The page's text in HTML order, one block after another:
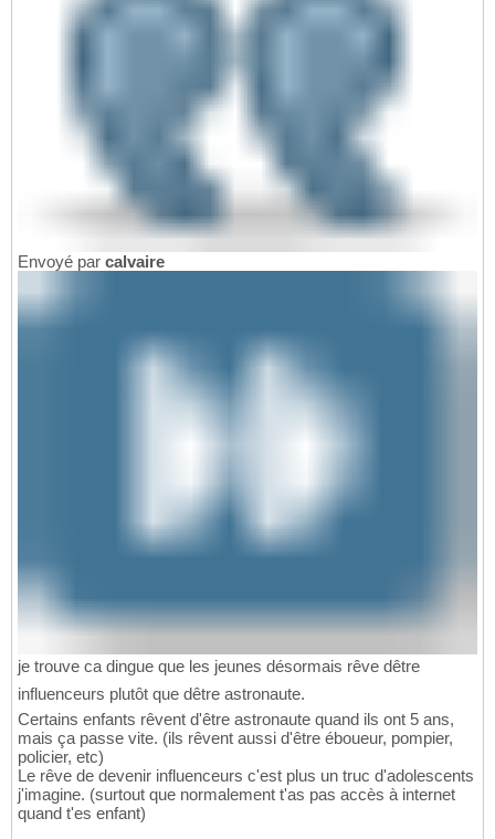
Envoyé par calvaire
je trouve ca dingue que les jeunes désormais rêve dêtre
influenceurs plutôt que dêtre astronaute.
Certains enfants rêvent d'être astronaute quand ils ont 5 ans,
mais ça passe vite. (ils rêvent aussi d'être éboueur, pompier,
policier, etc)
Le rêve de devenir influenceurs c'est plus un truc d'adolescents
j'imagine. (surtout que normalement t'as pas accès à internet
quand t'es enfant)